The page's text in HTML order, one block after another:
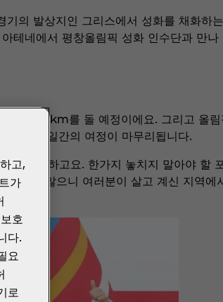
기의 발상지인 그리스에서 성화를 채화
테네에서 평창올림픽 성화 인수단과 만나
, 2018km를 돌 예정이에요. 그리고 올
한 101일간의 여정이 마무리됩니다.
응원하고요. 한가지 놓치지 말아야 할
리가 많으니 여러분이 살고 계신 지역
있어요.
고,
가
호
다.
요
로